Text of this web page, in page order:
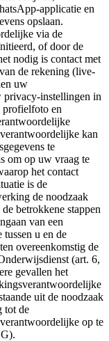
applicatie en
opslaan.
via de
of door de
nodig is contact met
de rekening (live-
uw
privacy-instellingen in
en
kan
te
om op uw vraag te
het contact
is de
de noodzaak
betrokkene stappen
van een
u en de
overeenkomstig de
(art. 6,
gevallen het
uit de noodzaak
tot de
op te